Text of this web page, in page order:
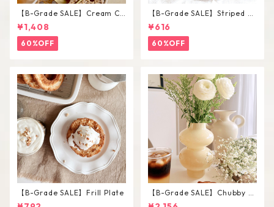
【B-Grade SALE】Cream Co
lor Round Shape Cup Saucer
Set
¥1,408
60%OFF
【B-Grade SALE】Striped Sh
ort Glass / M
¥616
60%OFF
【B-Grade SALE】Frill Plate
【B-Grade SALE】Chubby V
ase / L